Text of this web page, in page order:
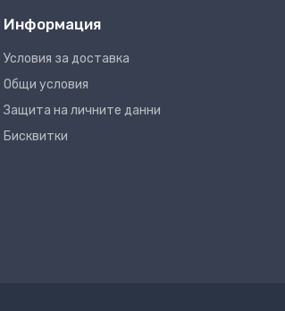
Информация
Условия за доставка
Общи условия
Защита на личните данни
Бисквитки